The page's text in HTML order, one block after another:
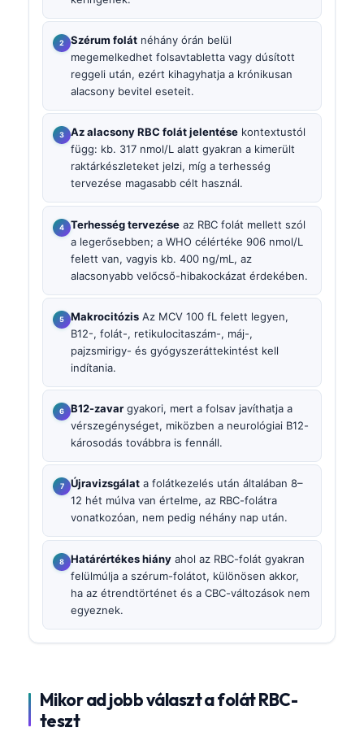
Szérum folát néhány órán belül
megemelkedhet folsavtabletta vagy dúsított
reggeli után, ezért kihagyhatja a krónikusan
alacsony bevitel eseteit.
Az alacsony RBC folát jelentése kontextustól
függ: kb. 317 nmol/L alatt gyakran a kimerült
raktárkészleteket jelzi, míg a terhesség
tervezése magasabb célt használ.
Terhesség tervezése az RBC folát mellett szól
a legerősebben; a WHO célértéke 906 nmol/L
felett van, vagyis kb. 400 ng/mL, az
alacsonyabb velőcső-hibakockázat érdekében.
Makrocitózis Az MCV 100 fL felett legyen,
B12-, folát-, retikulocitaszám-, máj-,
pajzsmirigy- és gyógyszeráttekintést kell
indítania.
B12-zavar gyakori, mert a folsav javíthatja a
vérszegénységet, miközben a neurológiai B12-
károsodás továbbra is fennáll.
Újravizsgálat a folátkezelés után általában 8–
12 hét múlva van értelme, az RBC-folátra
vonatkozóan, nem pedig néhány nap után.
Határértékes hiány ahol az RBC-folát gyakran
felülmúlja a szérum-folátot, különösen akkor,
ha az étrendtörténet és a CBC-változások nem
egyeznek.
Mikor ad jobb választ a folát RBC-
teszt